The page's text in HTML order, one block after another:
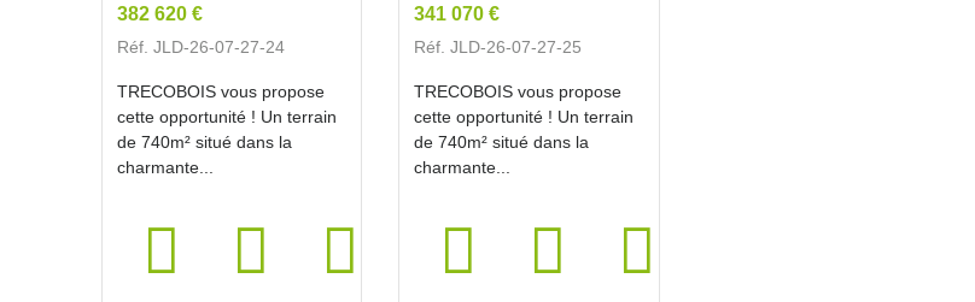
382 620 €
Réf. JLD-26-07-27-24
TRECOBOIS vous propose
cette opportunité ! Un terrain
de 740m² situé dans la
charmante...
341 070 €
Réf. JLD-26-07-27-25
TRECOBOIS vous propose
cette opportunité ! Un terrain
de 740m² situé dans la
charmante...